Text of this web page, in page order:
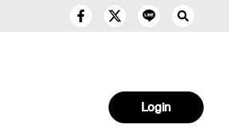
Login